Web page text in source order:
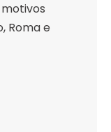
Roma e